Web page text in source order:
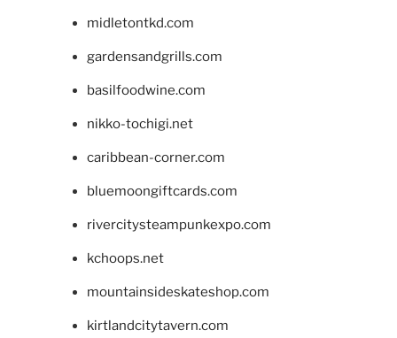
midletontkd.com
gardensandgrills.com
basilfoodwine.com
nikko-tochigi.net
caribbean-corner.com
bluemoongiftcards.com
rivercitysteampunkexpo.com
kchoops.net
mountainsideskateshop.com
kirtlandcitytavern.com